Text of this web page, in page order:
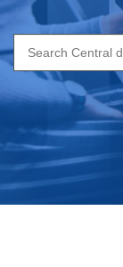
Search
for: